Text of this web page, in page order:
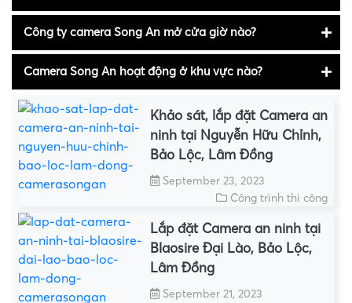
Công ty camera Song An mở cửa giờ nào?
Camera Song An hoạt động ở khu vực nào?
Khảo sát, lắp đặt Camera an
ninh tại Nguyễn Hữu Chỉnh,
Bảo Lộc, Lâm Đồng
September 23, 2023
Công trình thi công
Lắp đặt Camera an ninh tại
Blaosire Đại Lào, Bảo Lộc,
Lâm Đồng
September 21, 2023